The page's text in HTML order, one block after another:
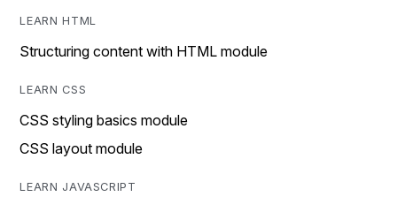
LEARN HTML
Structuring content with HTML module
LEARN CSS
CSS styling basics module
CSS layout module
LEARN JAVASCRIPT